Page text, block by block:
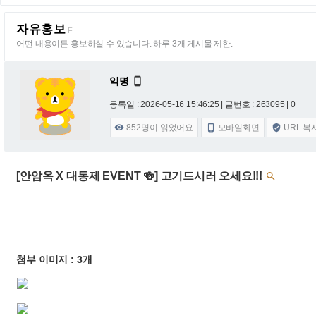
자유홍보 F
어떤 내용이든 홍보하실 수 있습니다. 하루 3개 게시물 제한.
익명 
등록일 : 2026-05-16 15:46:25 | 글번호 : 263095 | 0
 852명이 읽었어요  모바일화면  URL 복
[안암옥 X 대동제 EVENT 🍻] 고기드시러 오세요!!! 
첨부 이미지 : 3개